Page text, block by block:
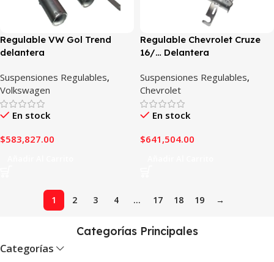
Regulable VW Gol Trend
delantera
Suspensiones Regulables,
Volkswagen
En stock
$583,827.00
Regulable Chevrolet Cruze
16/… Delantera
Suspensiones Regulables,
Chevrolet
En stock
$641,504.00
1 2 3 4 … 17 18 19 →
Categorías Principales
Categorías